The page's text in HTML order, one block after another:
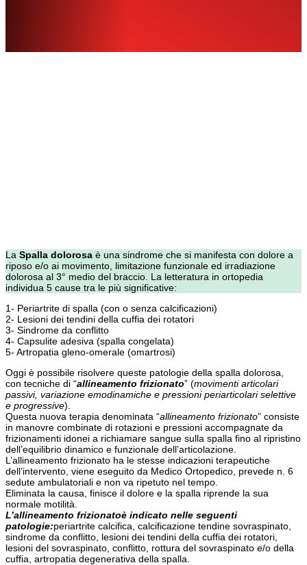
La Spalla dolorosa è una sindrome che si manifesta con dolore a
riposo e/o ai movimento, limitazione funzionale ed irradiazione
dolorosa al 3° medio del braccio. La letteratura in ortopedia
individua 5 cause tra le più significative:
1- Periartrite di spalla (con o senza calcificazioni)
2- Lesioni dei tendini della cuffia dei rotatori
3- Sindrome da conflitto
4- Capsulite adesiva (spalla congelata)
5- Artropatia gleno-omerale (omartrosi)
Oggi è possibile risolvere queste patologie della spalla dolorosa,
con tecniche di “allineamento frizionato” (movimenti articolari
passivi, variazione emodinamiche e pressioni periarticolari selettive
e progressive).
Questa nuova terapia denominata “allineamento frizionato” consiste
in manovre combinate di rotazioni e pressioni accompagnate da
frizionamenti idonei a richiamare sangue sulla spalla fino al ripristino
dell’equilibrio dinamico e funzionale dell’articolazione.
L’allineamento frizionato ha le stesse indicazioni terapeutiche
dell’intervento, viene eseguito da Medico Ortopedico, prevede n. 6
sedute ambulatoriali e non va ripetuto nel tempo.
Eliminata la causa, finisce il dolore e la spalla riprende la sua
normale motilità.
L’allineamento frizionatoè indicato nelle seguenti
patologie:periartrite calcifica, calcificazione tendine sovraspinato,
sindrome da conflitto, lesioni dei tendini della cuffia dei rotatori,
lesioni del sovraspinato, conflitto, rottura del sovraspinato e/o della
cuffia, artropatia degenerativa della spalla.